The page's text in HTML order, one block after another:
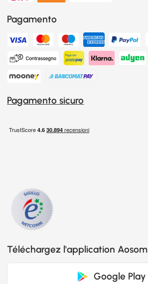
Pagamento
Pagamento sicuro
Téléchargez l'application Aosom
Google Play